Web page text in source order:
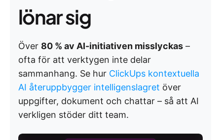
lönar sig
Över 80 % av AI-initiativen misslyckas –
ofta för att verktygen inte delar
sammanhang. Se hur ClickUps kontextuella
AI återuppbygger intelligenslagret över
uppgifter, dokument och chattar – så att AI
verkligen stöder ditt team.